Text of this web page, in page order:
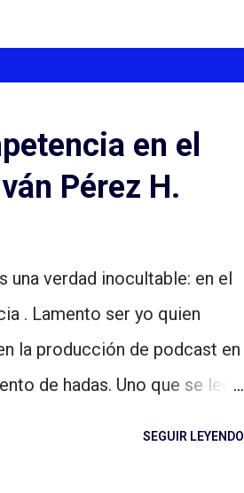
en el
Pérez H.
una verdad inocultable: en el
. Lamento ser yo quien
la producción de podcast en
de hadas. Uno que se lee
SEGUIR LEYENDO